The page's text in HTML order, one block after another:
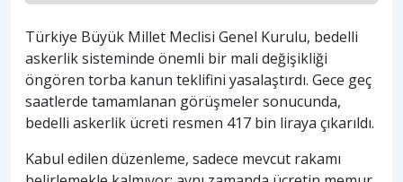
Türkiye Büyük Millet Meclisi Genel Kurulu, bedelli
askerlik sisteminde önemli bir mali değişikliği
öngören torba kanun teklifini yasalaştırdı. Gece geç
saatlerde tamamlanan görüşmeler sonucunda,
bedelli askerlik ücreti resmen 417 bin liraya çıkarıldı.
Kabul edilen düzenleme, sadece mevcut rakamı